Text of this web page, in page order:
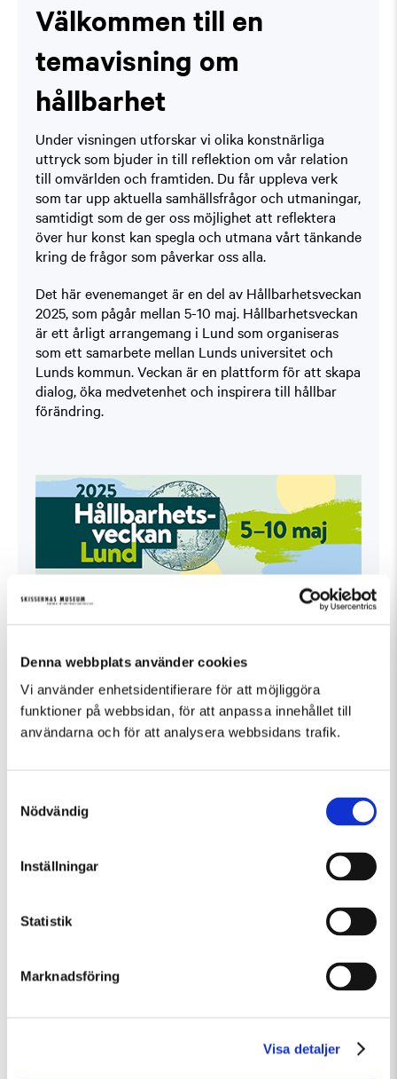
Denna webbplats använder cookies
Vi använder enhetsidentifierare för att möjliggöra
funktioner på webbsidan, för att anpassa innehållet till
användarna och för att analysera webbsidans trafik.
Nödvändig
Inställningar
Statistik
Marknadsföring
Visa detaljer
Välkommen till en
temavisning om
hållbarhet
Under visningen utforskar vi olika konstnärliga
uttryck som bjuder in till reflektion om vår relation
till omvärlden och framtiden. Du får uppleva verk
som tar upp aktuella samhällsfrågor och utmaningar,
samtidigt som de ger oss möjlighet att reflektera
över hur konst kan spegla och utmana vårt tänkande
kring de frågor som påverkar oss alla.
Det här evenemanget är en del av Hållbarhetsveckan
2025, som pågår mellan 5-10 maj. Hållbarhetsveckan
är ett årligt arrangemang i Lund som organiseras
som ett samarbete mellan Lunds universitet och
Lunds kommun. Veckan är en plattform för att skapa
dialog, öka medvetenhet och inspirera till hållbar
förändring.
Fler evenemang som passar Guidad visning